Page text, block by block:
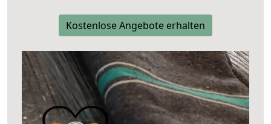
Kostenlose Angebote erhalten